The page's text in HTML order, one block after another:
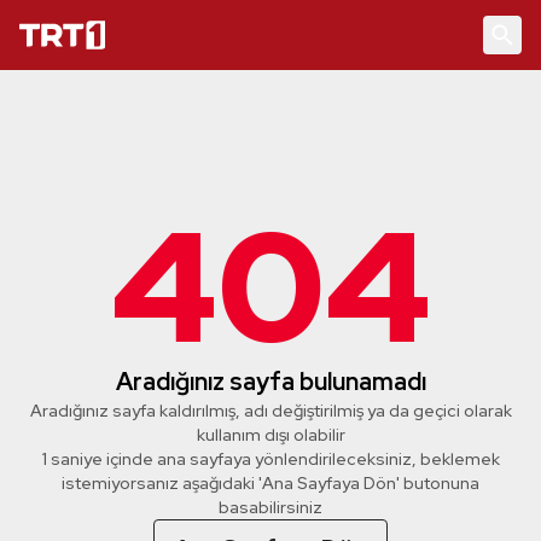
404
Aradığınız sayfa bulunamadı
Aradığınız sayfa kaldırılmış, adı değiştirilmiş ya da geçici olarak
kullanım dışı olabilir
1 saniye içinde ana sayfaya yönlendirileceksiniz, beklemek
istemiyorsanız aşağıdaki 'Ana Sayfaya Dön' butonuna
basabilirsiniz